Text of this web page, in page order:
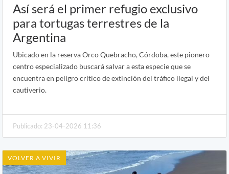
Así será el primer refugio exclusivo
para tortugas terrestres de la
Argentina
Ubicado en la reserva Orco Quebracho, Córdoba, este pionero
centro especializado buscará salvar a esta especie que se
encuentra en peligro crítico de extinción del tráfico ilegal y del
cautiverio.
Publicado: 23-04-2026 11:36
VOLVER A VIVIR